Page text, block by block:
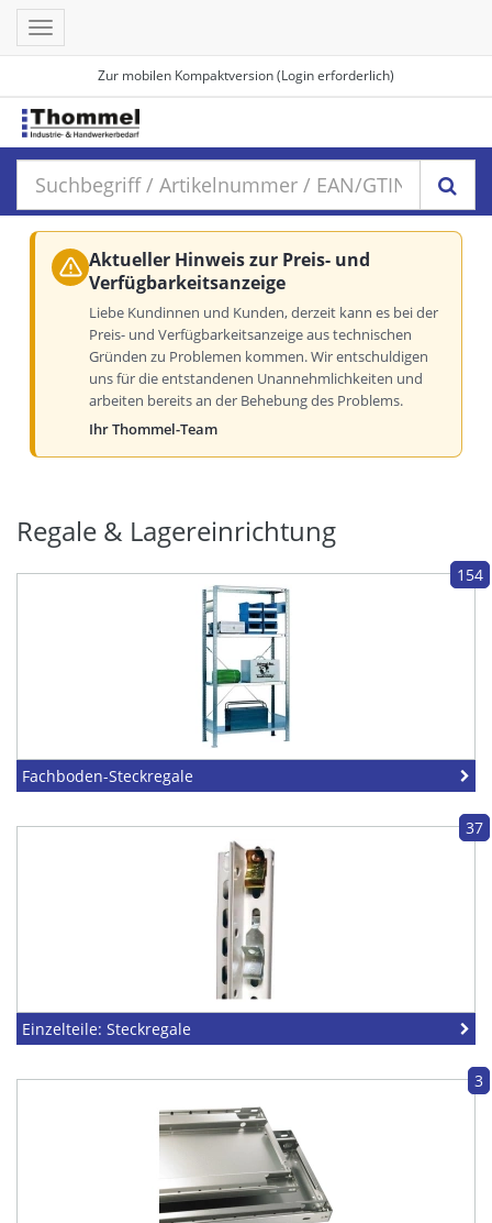
Zur mobilen Kompaktversion (Login erforderlich)
Toggle
navigation
Aktueller Hinweis zur Preis- und
Verfügbarkeitsanzeige
Liebe Kundinnen und Kunden, derzeit kann es bei der
Preis- und Verfügbarkeitsanzeige aus technischen
Gründen zu Problemen kommen. Wir entschuldigen
uns für die entstandenen Unannehmlichkeiten und
arbeiten bereits an der Behebung des Problems.
Ihr Thommel-Team
Regale & Lagereinrichtung
154
Fachboden-Steckregale
37
Einzelteile: Steckregale
3